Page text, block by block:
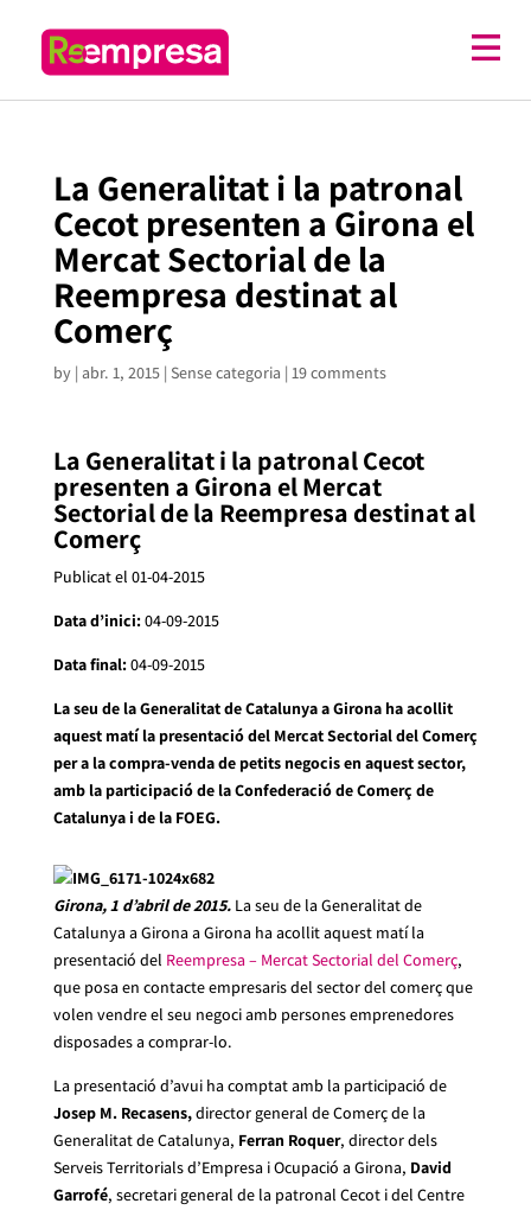
La Generalitat i la patronal
Cecot presenten a Girona el
Mercat Sectorial de la
Reempresa destinat al
Comerç
by | abr. 1, 2015| Sense categoria | 19 comments
La Generalitat i la patronal Cecot
presenten a Girona el Mercat
Sectorial de la Reempresa destinat al
Comerç
Publicat el 01-04-2015
Data d’inici:04-09-2015
Data final:04-09-2015
La seu de la Generalitat de Catalunya a Girona ha acollit
aquest matí la presentació del Mercat Sectorial del Comerç
per a la compra-venda de petits negocis en aquest sector,
amb la participació de la Confederació de Comerç de
Catalunya i de la FOEG.
Girona, 1 d’abril de 2015.La seu de la Generalitat de
Catalunya a Girona a Girona ha acollit aquest matí la
presentació del Reempresa – Mercat Sectorial del Comerç,
que posa en contacte empresaris del sector del comerç que
volen vendre el seu negoci amb persones emprenedores
disposades a comprar-lo.
La presentació d’avui ha comptat amb la participació de
Josep M. Recasens,director general de Comerç de la
Generalitat de Catalunya, Ferran Roquer, director dels
Serveis Territorials d’Empresa i Ocupació a Girona, David
Garrofé, secretari general de la patronal Cecot i del Centre